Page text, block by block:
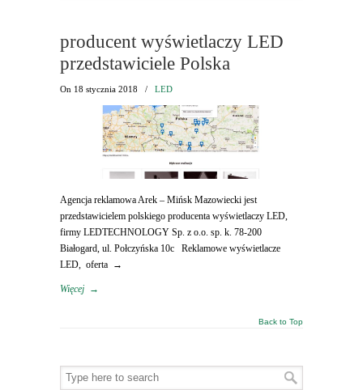
producent wyświetlaczy LED
przedstawiciele Polska
On 18 stycznia 2018 / LED
Agencja reklamowa Arek – Mińsk Mazowiecki jest
przedstawicielem polskiego producenta wyświetlaczy LED,
firmy LEDTECHNOLOGY Sp. z o.o. sp. k. 78-200
Białogard, ul. Połczyńska 10c Reklamowe wyświetlacze
LED, oferta →
Więcej →
Back to Top